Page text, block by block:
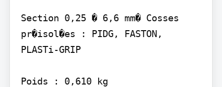
Section 0,25 � 6,6 mm� Cosses
pr�isol�es : PIDG, FASTON,
PLASTi-GRIP
Poids : 0,610 kg